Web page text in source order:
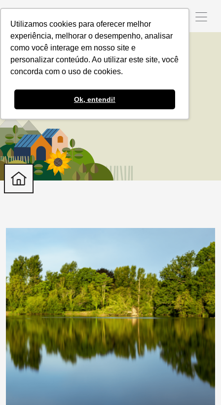
Utilizamos cookies para oferecer melhor
experiência, melhorar o desempenho, analisar
como você interage em nosso site e
personalizar conteúdo. Ao utilizar este site, você
concorda com o uso de cookies.
Ok, entendi!
Desenvolvimento